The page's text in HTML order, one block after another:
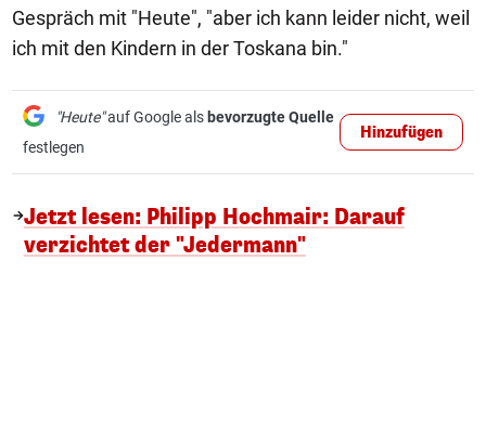
Gespräch mit "Heute", "aber ich kann leider nicht, weil
ich mit den Kindern in der Toskana bin."
"Heute"auf Google als bevorzugte Quelle
festlegen
Hinzufügen
Jetzt lesen: Philipp Hochmair: Darauf
verzichtet der "Jedermann"